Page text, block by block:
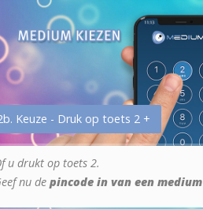
Keuze - Druk op toets 2 +
u drukt op toets 2.
nu de pincode in van een medium